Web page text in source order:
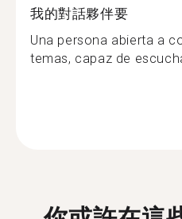
我的對話夥伴要
Una persona abierta a
temas, capaz de